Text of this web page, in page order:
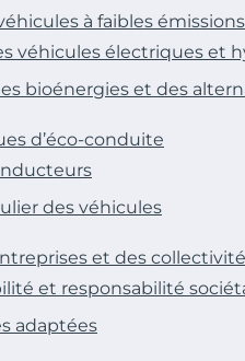
à faibles émissions
véhicules électriques et
bioénergies et des
d’éco-conduite
des véhicules
et des
et responsabilité
adaptées